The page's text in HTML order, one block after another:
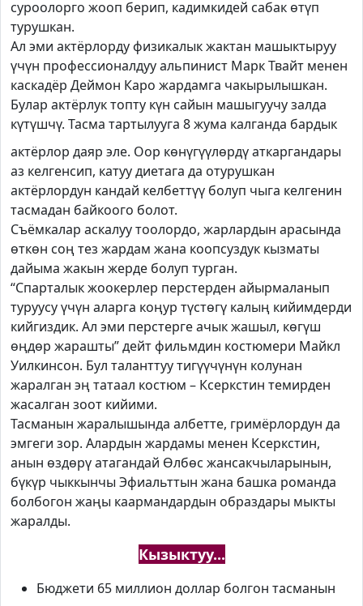
суроолорго жооп берип, кадимкидей сабак өтүп
турушкан.
Ал эми актёрлорду физикалык жактан машыктыруу
үчүн профессионалдуу альпинист Марк Твайт менен
каскадёр Деймон Каро жардамга чакырылышкан.
Булар актёрлук топту күн сайын машыгуучу залда
күтүшчү. Тасма тартылууга 8 жума калганда бардык
актёрлор даяр эле. Оор көнүгүүлөрдү аткаргандары
аз келгенсип, катуу диетага да отурушкан
актёрлордун кандай келбеттүү болуп чыга келгенин
тасмадан байкоого болот.
Съёмкалар аскалуу тоолордо, жарлардын арасында
өткөн соң тез жардам жана коопсуздук кызматы
дайыма жакын жерде болуп турган.
“Спарталык жоокерлер перстерден айырмаланып
туруусу үчүн аларга коңур түстөгү калың кийимдерди
кийгиздик. Ал эми перстерге ачык жашыл, көгүш
өңдөр жарашты” дейт фильмдин костюмери Майкл
Уилкинсон. Бул таланттуу тигүүчүнүн колунан
жаралган эң татаал костюм – Ксеркстин темирден
жасалган зоот кийими.
Тасманын жаралышында албетте, гримёрлордун да
эмгеги зор. Алардын жардамы менен Ксеркстин,
анын өздөрү атагандай Өлбөс жансакчыларынын,
бүкүр чыккынчы Эфиальттын жана башка романда
болбогон жаңы каармандардын образдары мыкты
жаралды.
Кызыктуу...
Бюджети 65 миллион доллар болгон тасманын